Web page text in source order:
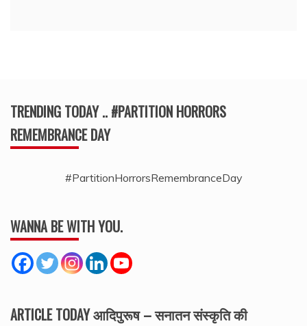
TRENDING TODAY .. #PARTITION HORRORS
REMEMBRANCE DAY
#PartitionHorrorsRemembranceDay
WANNA BE WITH YOU.
ARTICLE TODAY आदिपुरूष – सनातन संस्कृति की